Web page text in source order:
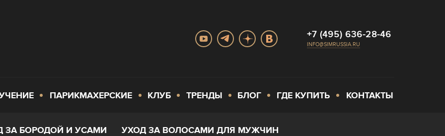
+7 (495) 636-28-46
INFO@SIMRUSSIA.RU
ПАРИКМАХЕРСКИЕ КЛУБ ТРЕНДЫ БЛОГ ГДЕ КУПИТЬ КОНТАКТЫ
ЗА БОРОДОЙ И УСАМИ УХОД ЗА ВОЛОСАМИ ДЛЯ МУЖЧИН